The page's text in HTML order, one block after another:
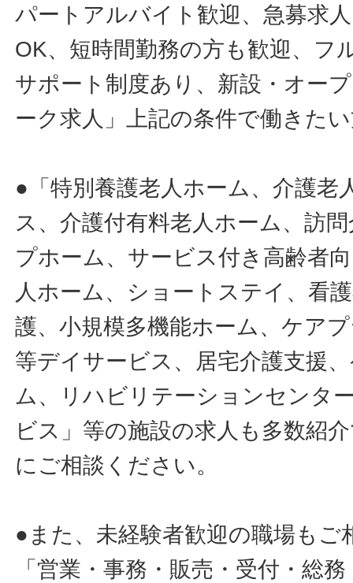
パートアルバイト歓迎、急募求
OK、短時間勤務の方も歓迎、フ
サポート制度あり、新設・オー
ーク求人」上記の条件で働きた
●「特別養護老人ホーム、介護老
ス、介護付有料老人ホーム、訪
プホーム、サービス付き高齢者
人ホーム、ショートステイ、看
護、小規模多機能ホーム、ケア
等デイサービス、居宅介護支援
ム、リハビリテーションセンタ
ビス」等の施設の求人も多数紹
にご相談ください。
●また、未経験者歓迎の職場もご
「営業・事務・販売・受付・総